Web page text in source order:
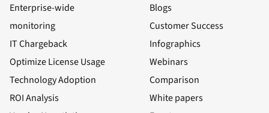
Enterprise-wide
monitoring
IT Chargeback
Optimize License Usage
Technology Adoption
ROI Analysis
Blogs
Customer Success
Infographics
Webinars
Comparison
White papers